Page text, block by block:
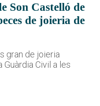
Son Castelló de
de joieria de
gran de joieria
Civil a les